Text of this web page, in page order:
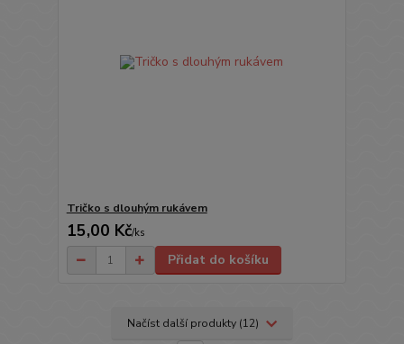
Tričko s dlouhým rukávem
15,00 Kč/ks
Přidat do košíku
Načíst další produkty (12)